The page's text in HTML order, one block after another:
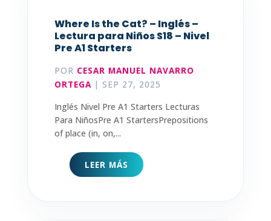
Where Is the Cat? – Inglés –
Lectura para Niños S18 – Nivel
Pre A1 Starters
POR CESAR MANUEL NAVARRO
ORTEGA | SEP 27, 2025
Inglés Nivel Pre A1 Starters Lecturas
Para NiñosPre A1 StartersPrepositions
of place (in, on,...
LEER MÁS